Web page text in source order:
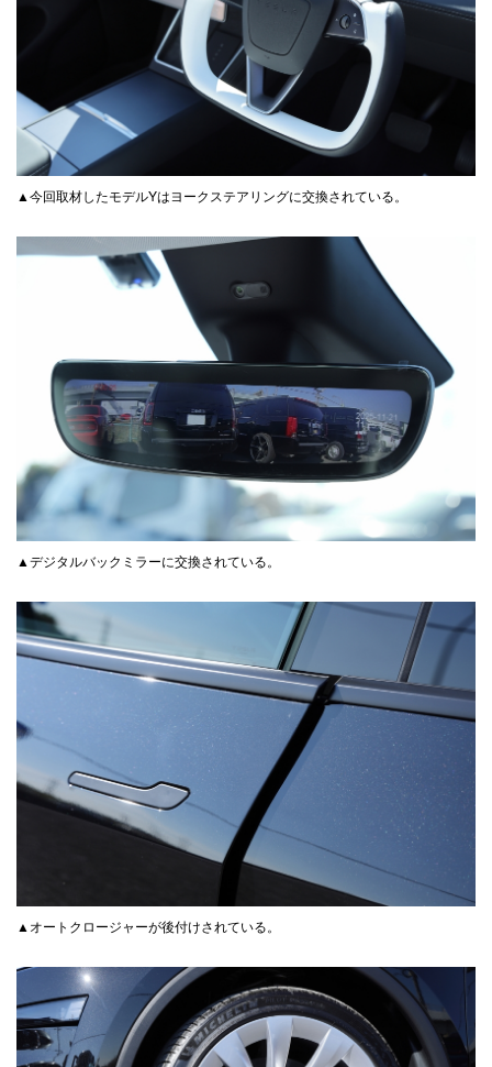
▲今回取材したモデルYはヨークステアリングに交換されている。
▲デジタルバックミラーに交換されている。
▲オートクロージャーが後付けされている。